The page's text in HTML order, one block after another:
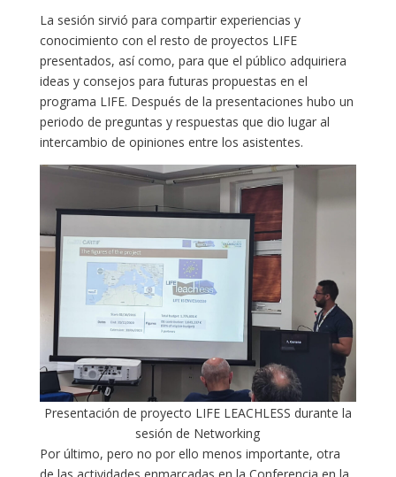
La sesión sirvió para compartir experiencias y
conocimiento con el resto de proyectos LIFE
presentados, así como, para que el público adquiriera
ideas y consejos para futuras propuestas en el
programa LIFE. Después de la presentaciones hubo un
periodo de preguntas y respuestas que dio lugar al
intercambio de opiniones entre los asistentes.
Presentación de proyecto LIFE LEACHLESS durante la
sesión de Networking
Por último, pero no por ello menos importante, otra